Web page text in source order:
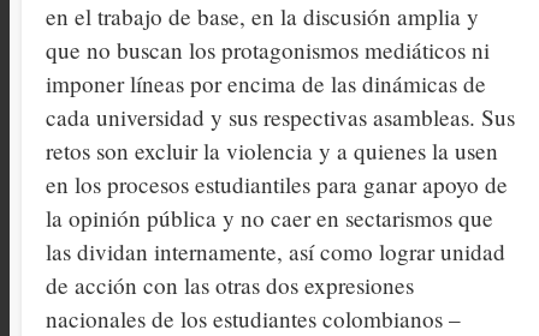
en el trabajo de base, en la discusión amplia y
que no buscan los protagonismos mediáticos ni
imponer líneas por encima de las dinámicas de
cada universidad y sus respectivas asambleas. Sus
retos son excluir la violencia y a quienes la usen
en los procesos estudiantiles para ganar apoyo de
la opinión pública y no caer en sectarismos que
las dividan internamente, así como lograr unidad
de acción con las otras dos expresiones
nacionales de los estudiantes colombianos –